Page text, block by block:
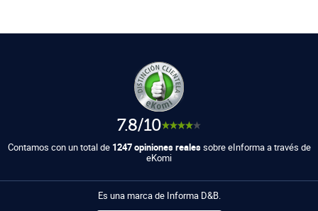
7.8/10
Contamos con un total de 1247 opiniones realessobre eInforma a través de
eKomi
Es una marca de Informa D&B.